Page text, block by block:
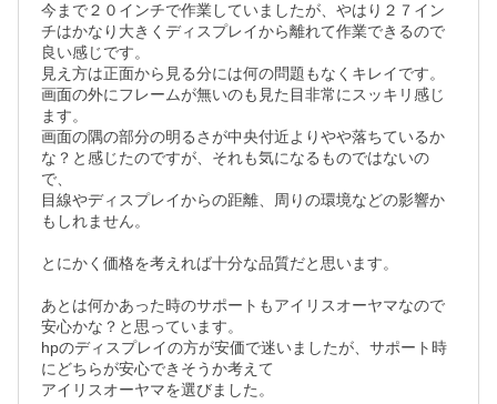
今まで２０インチで作業していましたが、やはり２７イン
チはかなり大きくディスプレイから離れて作業できるので
良い感じです。
見え方は正面から見る分には何の問題もなくキレイです。
画面の外にフレームが無いのも見た目非常にスッキリ感じ
ます。
画面の隅の部分の明るさが中央付近よりやや落ちているか
な？と感じたのですが、それも気になるものではないの
で、
目線やディスプレイからの距離、周りの環境などの影響か
もしれません。
とにかく価格を考えれば十分な品質だと思います。
あとは何かあった時のサポートもアイリスオーヤマなので
安心かな？と思っています。
hpのディスプレイの方が安価で迷いましたが、サポート時
にどちらが安心できそうか考えて
アイリスオーヤマを選びました。